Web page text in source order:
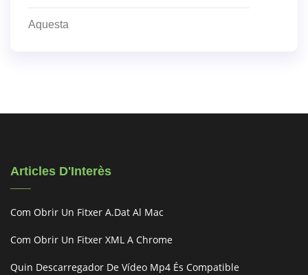
Aquesta
Articles D'Interès
Com Obrir Un Fitxer A.dat Al Mac
Com Obrir Un Fitxer XML A Chrome
Quin Descarregador De Vídeo Mp4 És Compatible